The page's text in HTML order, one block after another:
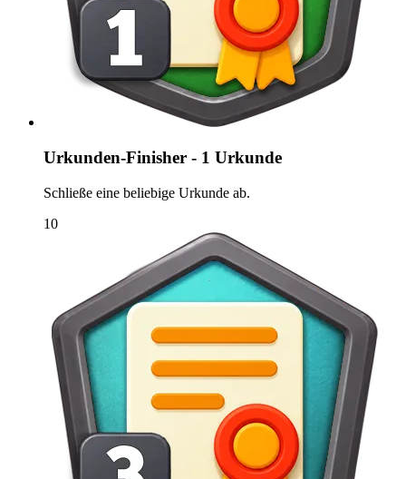
Urkunden-Finisher - 1 Urkunde
Schließe eine beliebige Urkunde ab.
10